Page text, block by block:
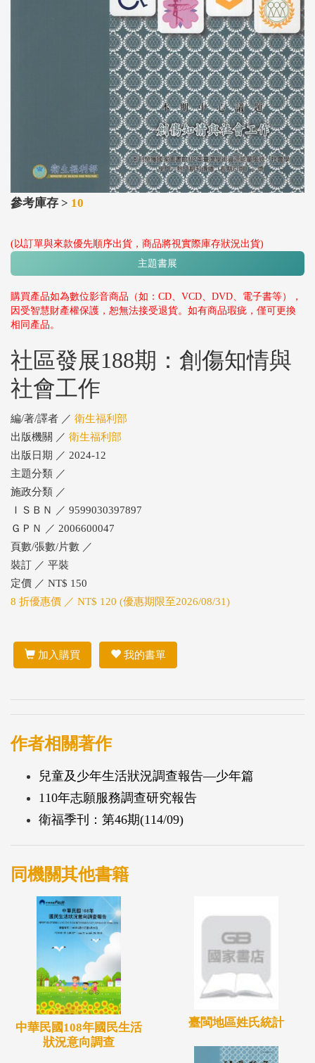
參考庫存 > 10
(以訂單與來款優先順序出貨，商品將視實際庫存狀況出貨)
主題書展
購買產品如為數位影音商品（如：CD、VCD、DVD、電子書等），
因受智慧財產權保護，恕無法接受退貨。如有商品瑕疵，僅可更換
相同產品。
社區發展188期：創傷知情與
社會工作
編/著/譯者 ／ 衛生福利部
出版機關 ／ 衛生福利部
出版日期 ／ 2024-12
主題分類 ／
施政分類 ／
ＩＳＢＮ ／ 9599030397897
ＧＰＮ ／ 2006600047
頁數/張數/片數 ／
裝訂 ／ 平裝
定價 ／ NT$ 150
8 折優惠價 ／ NT$ 120 (優惠期限至2026/08/31)
加入購買 我的書單
作者相關著作
兒童及少年生活狀況調查報告—少年篇
110年志願服務調查研究報告
衛福季刊：第46期(114/09)
同機關其他書籍
中華民國108年國民生活
狀況意向調查
臺閩地區姓氏統計